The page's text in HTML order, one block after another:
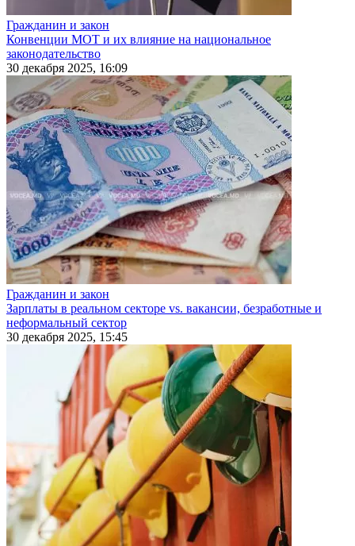
Гражданин и закон
Конвенции МОТ и их влияние на национальное
законодательство
30 декабря 2025, 16:09
Гражданин и закон
Зарплаты в реальном секторе vs. вакансии, безработные и
неформальный сектор
30 декабря 2025, 15:45